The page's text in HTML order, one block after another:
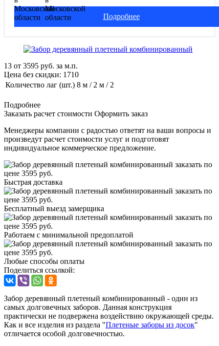
Подробнее
13 от 3595 руб. за м.п.
Цена без скидки: 1710
Количество лаг (шт.) 8 м / 2 м / 2
Подробнее
Заказать расчет стоимости Оформить заказ
Менеджеры компании с радостью ответят на ваши вопросы и
произведут расчет стоимости услуг и подготовят
индивидуальное коммерческое предложение.
Быстрая доставка
Бесплатный выезд замерщика
Работаем с минимальной предоплатой
Любые способы оплаты
Поделиться ссылкой:
Забор деревянный плетеный комбинированный - один из
самых долговечных заборов. Данная конструкция
практически не подвержена воздействию окружающей среды.
Как и все изделия из раздела "Плетеные заборы из досок"
отличается особой долговечностью.